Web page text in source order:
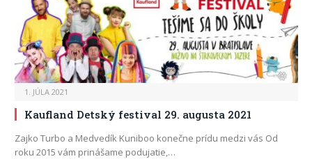
1. JÚLA 2021
Kaufland Detský festival 29. augusta 2021
Zajko Turbo a Medvedík Kuniboo konečne prídu medzi vás Od
roku 2015 vám prinášame podujatie,…